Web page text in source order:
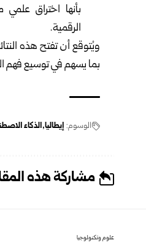
بأنها اختراق
الرقمية.
ويُتوقع أن تفتح هذه
بما يسهم في توسيع فهم
الوسوم: إيطاليا الذكاء
مشاركة هذه
علوم وتكنولوجيا